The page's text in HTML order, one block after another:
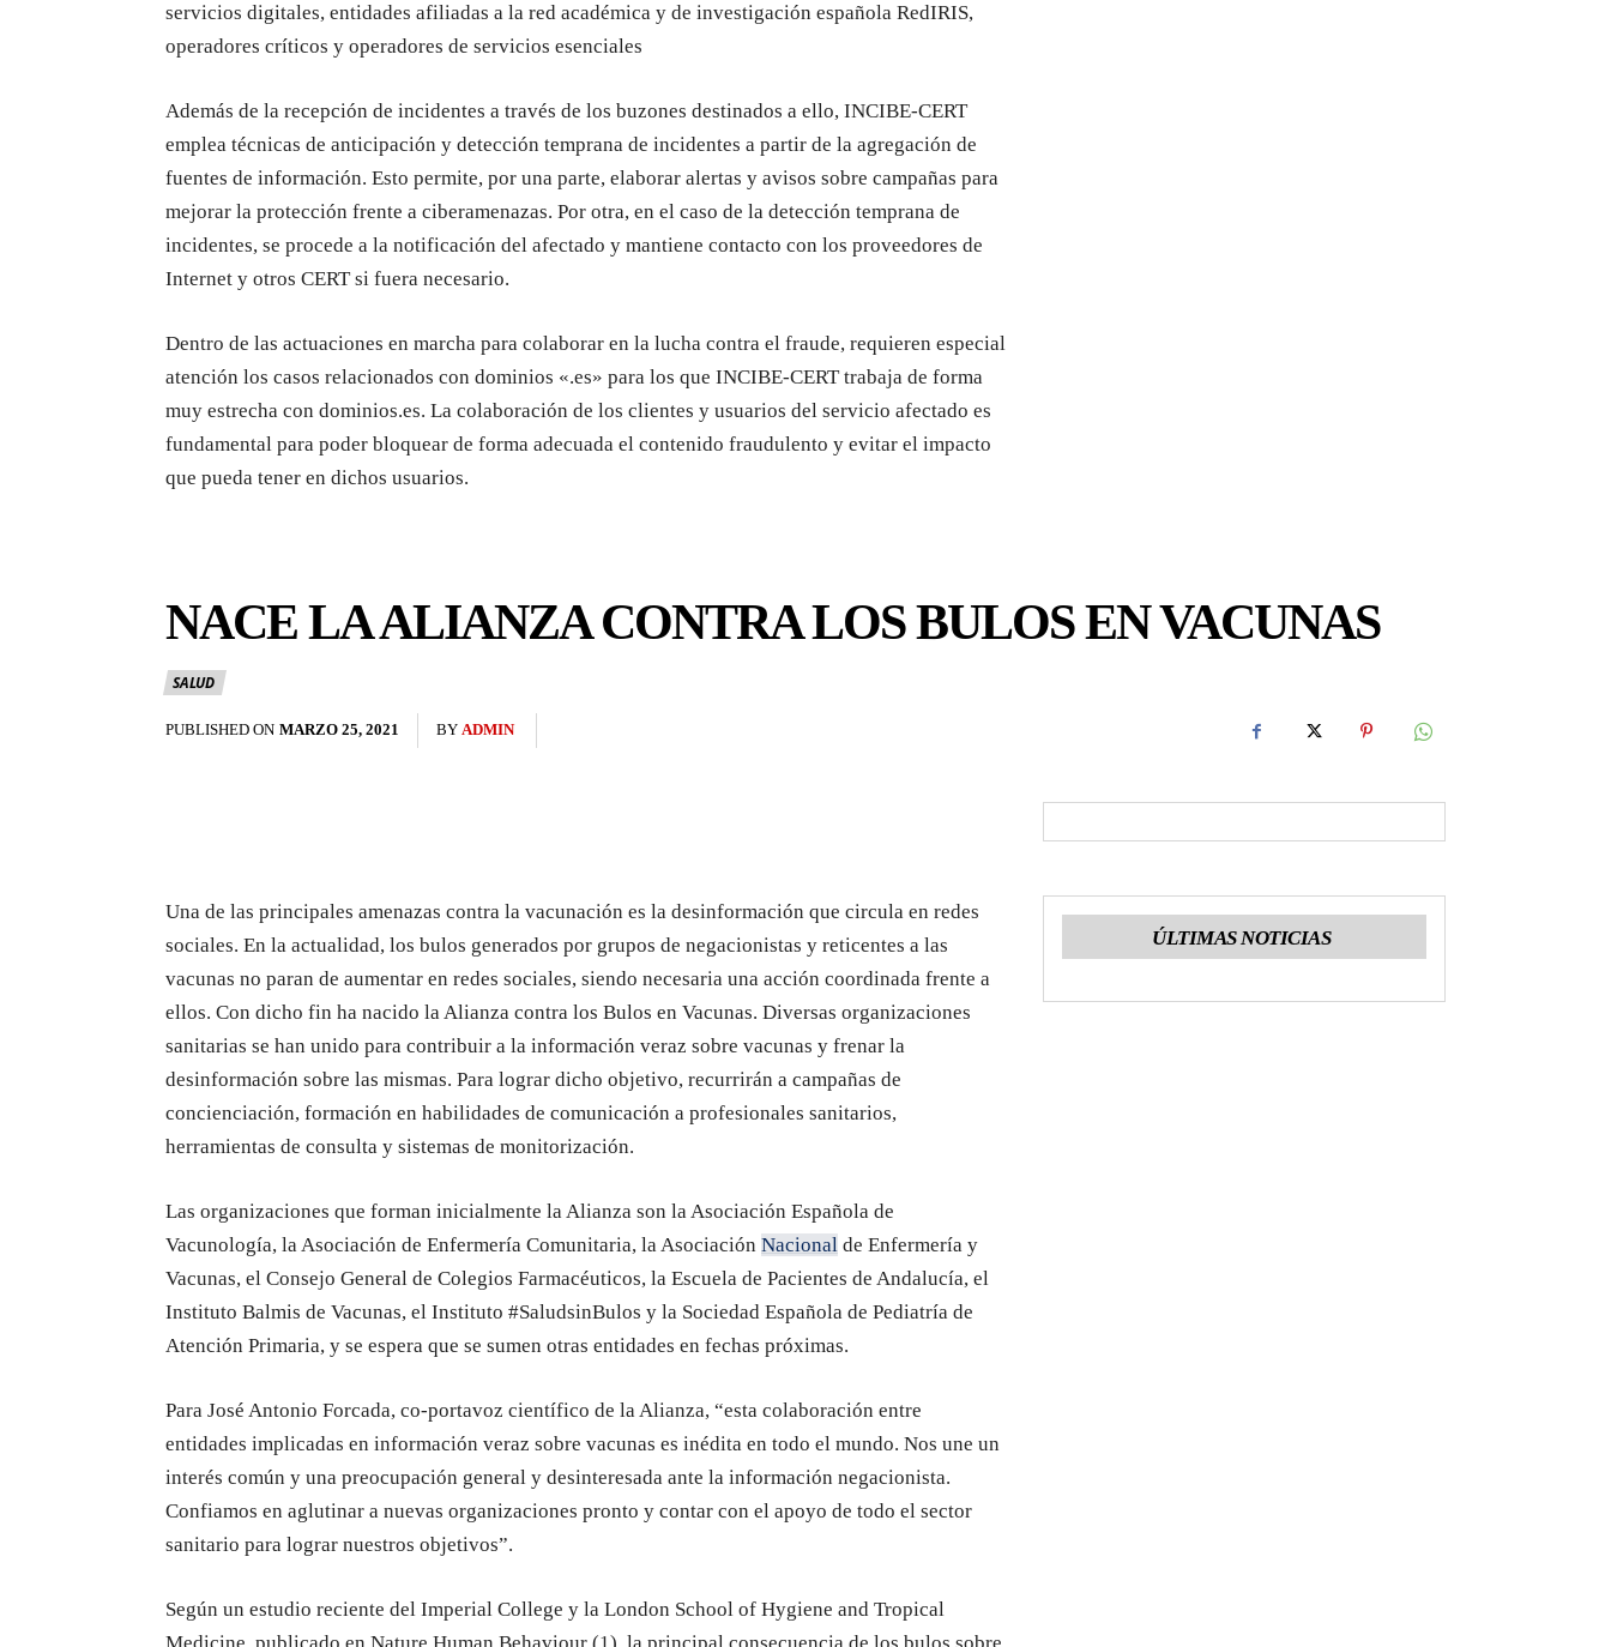
servicios digitales, entidades afiliadas a la red académica y de investigación española RedIRIS,
operadores críticos y operadores de servicios esenciales
Además de la recepción de incidentes a través de los buzones destinados a ello, INCIBE-CERT
emplea técnicas de anticipación y detección temprana de incidentes a partir de la agregación de
fuentes de información. Esto permite, por una parte, elaborar alertas y avisos sobre campañas para
mejorar la protección frente a ciberamenazas. Por otra, en el caso de la detección temprana de
incidentes, se procede a la notificación del afectado y mantiene contacto con los proveedores de
Internet y otros CERT si fuera necesario.
Dentro de las actuaciones en marcha para colaborar en la lucha contra el fraude, requieren especial
atención los casos relacionados con dominios «.es» para los que INCIBE-CERT trabaja de forma
muy estrecha con dominios.es. La colaboración de los clientes y usuarios del servicio afectado es
fundamental para poder bloquear de forma adecuada el contenido fraudulento y evitar el impacto
que pueda tener en dichos usuarios.